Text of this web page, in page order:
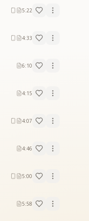
5:22
4:33
6:10
4:15
4:07
4:46
5:00
5:58